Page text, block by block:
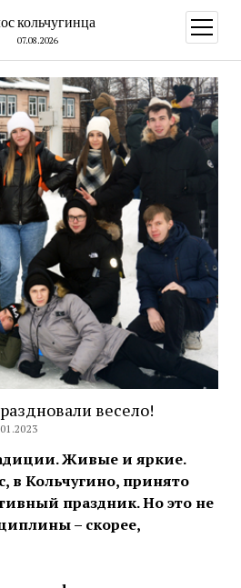
кольчугинца
07.08.2026
меню
весело!
Живые и яркие.
в Кольчугино, принято
праздник. Но это не
– скорее,